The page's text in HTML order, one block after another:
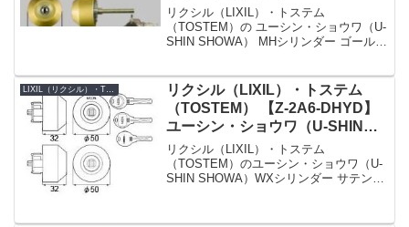
SHOWA） MHシリンダー 玄関ド
ア用 ゴールド 2個同一
[DGZZ1033]
リクシル（LIXIL）・トステム
（TOSTEM）の ユーシン・ショウワ（U-
SHIN SHOWA） MHシリンダー ゴールド
ダーの色ゴールド(鍵穴上部の...
LIXIL（リクシル）・TOSTEM（トステム）
リクシル（LIXIL）・トステム
（TOSTEM） 【Z-2A6-DHYD】
ユーシン・ショウワ（U-SHIN
SHOWA）WXシリンダー
C.C.23.5 玄関ドア用 サテンゴー
ルド 2個同一
リクシル（LIXIL）・トステム
（TOSTEM）のユーシン・ショウワ（U-
SHIN SHOWA）WXシリンダー サテンゴ
DHYDシリンダーの色サテンゴー...